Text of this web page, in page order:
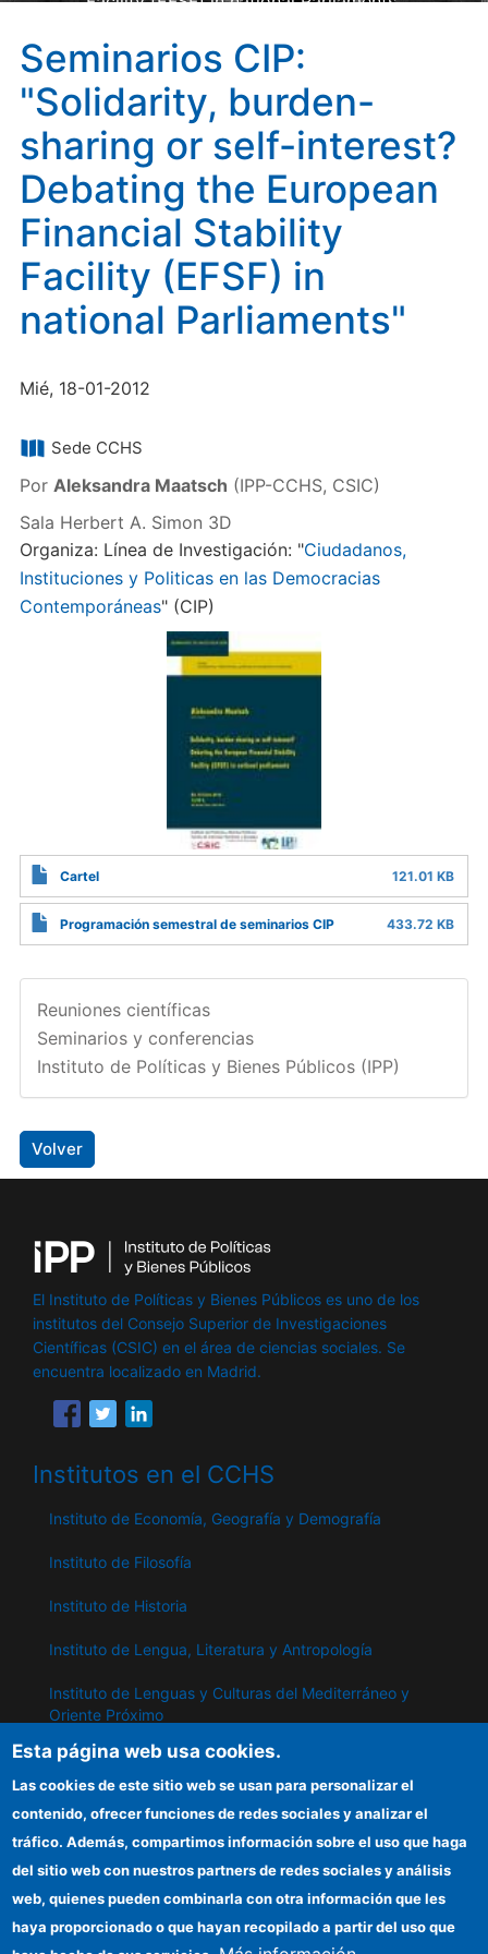
Seminarios CIP:
"Solidarity, burden-
sharing or self-interest?
Debating the European
Financial Stability
Facility (EFSF) in
national Parliaments"
Mié, 18-01-2012
Sede CCHS
Por Aleksandra Maatsch (IPP-CCHS, CSIC)
Sala Herbert A. Simon 3D
Organiza: Línea de Investigación: "Ciudadanos,
Instituciones y Politicas en las Democracias
Contemporáneas" (CIP)
Cartel 121.01 KB
Programación semestral de seminarios CIP 433.72 KB
Reuniones científicas
Seminarios y conferencias
Instituto de Políticas y Bienes Públicos (IPP)
Volver
El Instituto de Políticas y Bienes Públicos es uno de los
institutos del Consejo Superior de Investigaciones
Científicas (CSIC) en el área de ciencias sociales. Se
encuentra localizado en Madrid.
Institutos en el CCHS
Instituto de Economía, Geografía y Demografía
Instituto de Filosofía
Instituto de Historia
Instituto de Lengua, Literatura y Antropología
Instituto de Lenguas y Culturas del Mediterráneo y
Oriente Próximo
Instituto de Políticas y Bienes Públicos
IPP
Sede electrónica CSIC
Información para proveedores
Esta página web usa cookies.
Las cookies de este sitio web se usan para personalizar el
contenido, ofrecer funciones de redes sociales y analizar el
tráfico. Además, compartimos información sobre el uso que haga
del sitio web con nuestros partners de redes sociales y análisis
web, quienes pueden combinarla con otra información que les
haya proporcionado o que hayan recopilado a partir del uso que